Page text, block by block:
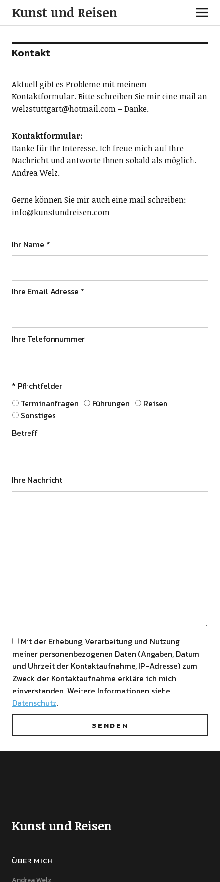
Kunst und Reisen
Kontakt
Aktuell gibt es Probleme mit meinem
Kontaktformular. Bitte schreiben Sie mir eine mail an
welzstuttgart@hotmail.com – Danke.
Kontaktformular:
Danke für Ihr Interesse. Ich freue mich auf Ihre
Nachricht und antworte Ihnen sobald als möglich.
Andrea Welz.
Gerne können Sie mir auch eine mail schreiben:
info@kunstundreisen.com
Ihr Name *
Ihre Email Adresse *
Ihre Telefonnummer
* Pflichtfelder
Terminanfragen
Führungen
Reisen
Sonstiges
Betreff
Ihre Nachricht
Mit der Erhebung, Verarbeitung und Nutzung
meiner personenbezogenen Daten (Angaben, Datum
und Uhrzeit der Kontaktaufnahme, IP-Adresse) zum
Zweck der Kontaktaufnahme erkläre ich mich
einverstanden. Weitere Informationen siehe
Datenschutz.
Kunst und Reisen
ÜBER MICH
Andrea Welz